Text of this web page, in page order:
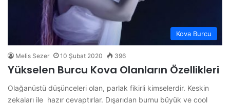
Kova Burcu
Melis Sezer 10 Şubat 2020 396
Yükselen Burcu Kova Olanların Özellikleri
Olağanüstü düşünceleri olan, parlak fikirli kimselerdir. Keskin
zekaları ile hazır cevaptırlar. Dışarıdan burnu büyük ve cool